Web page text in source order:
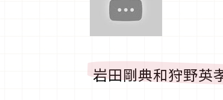
岩田剛典和狩野英